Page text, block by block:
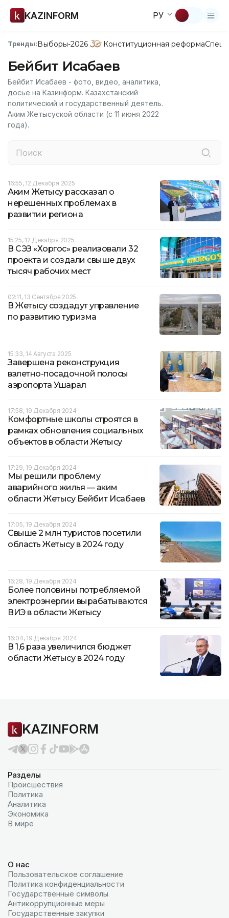
KAZINFORM РУ
Тренды:Выборы-2026 Конституционная реформа
Бейбит Исабаев
Бейбит Исабаев - фото, видео, аналитика,
досье на Казинформ. Казахстанский
политический и государственный деятель.
Аким Жетысуской области (с 11 июня 2022
года).
16:55, 12 Декабря 2025
Аким Жетысу рассказал о
нерешенных проблемах в
развитии региона
15:25, 12 Декабря 2025
В СЭЗ «Хоргос» реализовали 32
проекта и создали свыше двух
тысяч рабочих мест
02:11, 13 Сентября 2025
В Жетысу создадут управление
по развитию туризма
15:33, 14 Августа 2025
Завершена реконструкция
взлетно-посадочной полосы
аэропорта Ушарал
17:58, 19 Декабря 2024
Комфортные школы строятся в
рамках обновления социальных
объектов в области Жетысу
17:29, 19 Декабря 2024
Мы решили проблему
аварийного жилья — аким
области Жетысу Бейбит Исабаев
17:05, 19 Декабря 2024
Свыше 2 млн туристов посетили
область Жетысу в 2024 году
16:28, 19 Декабря 2024
Более половины потребляемой
электроэнергии вырабатываются
ВИЭ в области Жетысу
16:04, 19 Декабря 2024
В 1,6 раза увеличился бюджет
области Жетысу в 2024 году
KAZINFORM
Разделы
Происшествия
Политика
Аналитика
Экономика
В мире
О нас
Пользовательское соглашение
Политика конфиденциальности
Государственные символы
Антикоррупционные меры
Государственные закупки